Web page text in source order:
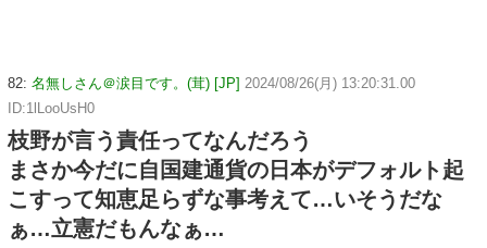
82: 名無しさん＠涙目です。(茸) [JP] 2024/08/26(月) 13:20:31.00
ID:1lLooUsH0
枝野が言う責任ってなんだろう
まさか今だに自国建通貨の日本がデフォルト起
こすって知恵足らずな事考えて…いそうだな
ぁ…立憲だもんなぁ…